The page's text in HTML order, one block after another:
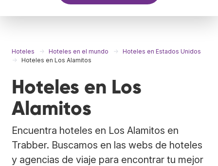
Hoteles Hoteles en el mundo
Hoteles en Estados Unidos
Hoteles en Los Alamitos
Hoteles en Los
Alamitos
Encuentra hoteles en Los Alamitos en
Trabber. Buscamos en las webs de hoteles
y agencias de viaje para encontrar tu mejor